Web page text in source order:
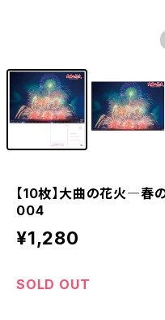
【10枚】大曲の花火―
004
¥1,280
SOLD OUT